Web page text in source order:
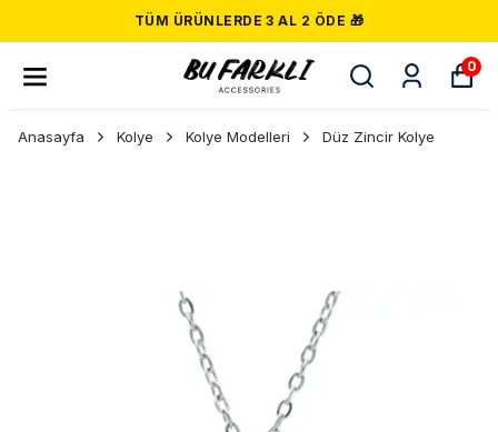
TÜM ÜRÜNLERDE 3 AL 2 ÖDE 🎁
0
Anasayfa Kolye Kolye Modelleri Düz Zincir Kolye